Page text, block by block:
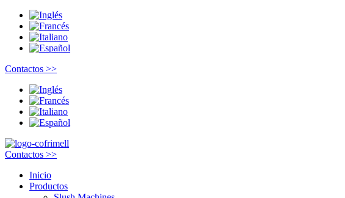
Contactos >>
Contactos >>
Inicio
Productos